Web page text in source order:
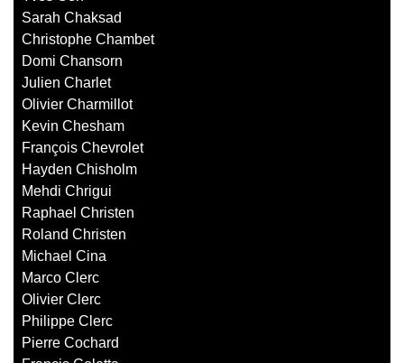
Sarah Chaksad
Christophe Chambet
Domi Chansorn
Julien Charlet
Olivier Charmillot
Kevin Chesham
François Chevrolet
Hayden Chisholm
Mehdi Chrigui
Raphael Christen
Roland Christen
Michael Cina
Marco Clerc
Olivier Clerc
Philippe Clerc
Pierre Cochard